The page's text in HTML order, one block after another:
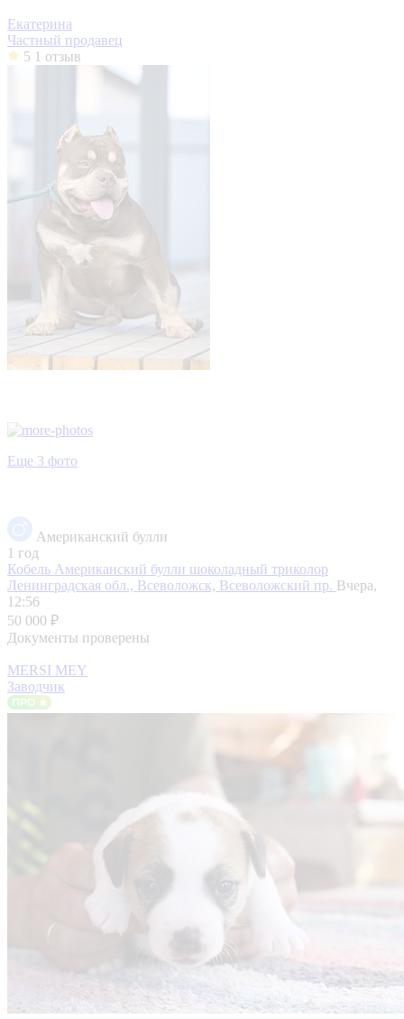
Екатерина
Частный продавец
5 1 отзыв
Еще 3 фото
Американский булли
1 год
Кобель Американский булли шоколадный триколор
Ленинградская обл., Всеволожск, Всеволожский пр. Вчера,
12:56
50 000 ₽
Документы проверены
MERSI MEY
Заводчик